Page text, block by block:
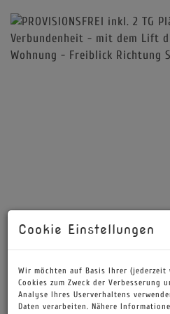
Cookie Einstellungen
Wir möchten auf Basis Ihrer
Cookies zum Zweck der Verbesserung
Analyse Ihres Userverhaltens
Daten verarbeiten. Nähere